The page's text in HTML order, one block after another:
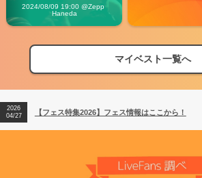
Vibes
2024/08/09 19:00 @Zepp
Haneda
マイベスト一覧へ
【フェス特集2026】フェス情報はここから！
【ライブ動員ランキング】2026年上半期編発表！
2026
04/27
【フェス特集2026】フェス情報はここから！
2026